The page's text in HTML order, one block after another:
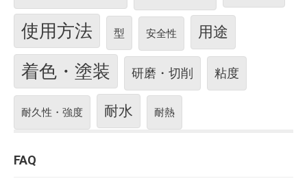
使用方法 型 安全性 用途
着色・塗装 研磨・切削 粘度
耐久性・強度 耐水 耐熱
FAQ